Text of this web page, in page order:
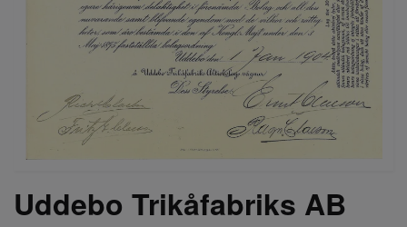
Uddebo Trikåfabriks AB